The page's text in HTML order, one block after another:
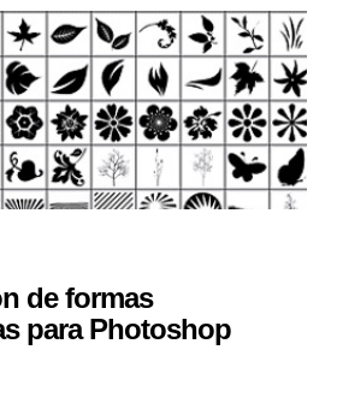
de formas
para Photoshop